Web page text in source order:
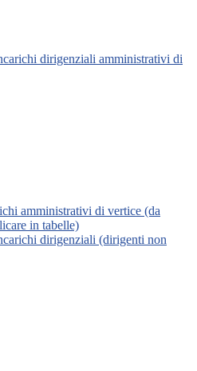
dirigenziali amministrativi di
amministrativi di vertice (da
in tabelle)
dirigenziali (dirigenti non